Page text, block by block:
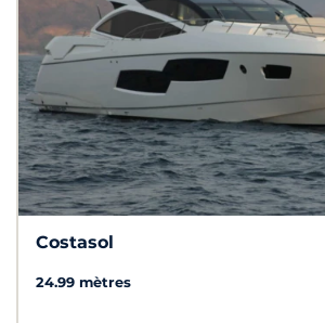
Costasol
24.99 mètres